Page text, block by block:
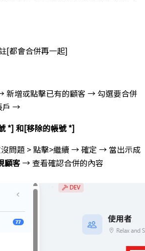
[都會合併再一起]
增或點擊已有的顧客 → 勾選要合併
戶 →
*] 和[移除的帳號 *]
問題 > 點擊>繼續 → 確定 → 當出示成
顧客→ 查看確認合併的內容